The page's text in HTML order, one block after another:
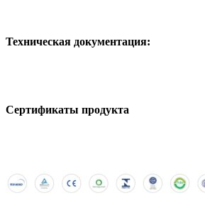
Техническая документация:
Сертификаты продукта